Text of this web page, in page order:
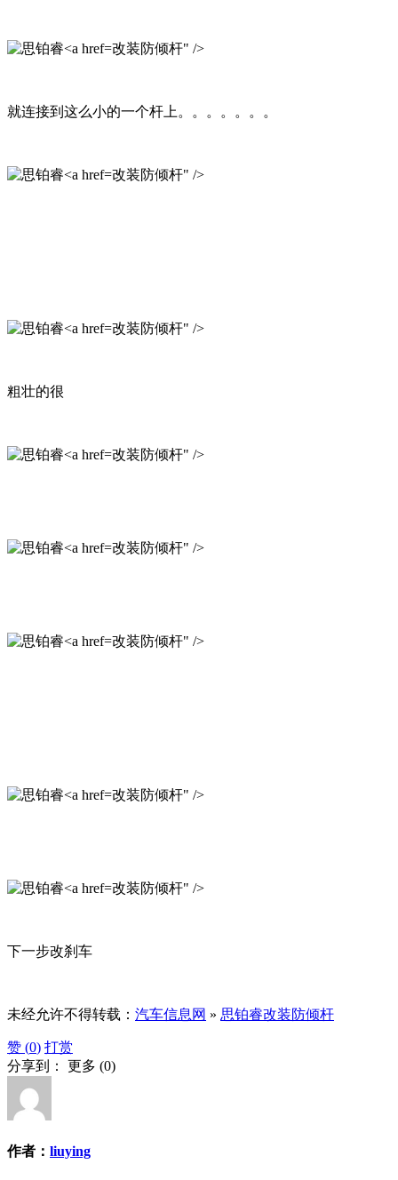
改装防倾杆" />
就连接到这么小的一个杆上。。。。。。。
改装防倾杆" />
改装防倾杆" />
粗壮的很
改装防倾杆" />
改装防倾杆" />
改装防倾杆" />
改装防倾杆" />
改装防倾杆" />
下一步改刹车
未经允许不得转载： 汽车信息网 » 思铂睿改装防倾杆
赞 (0) 打赏
分享到： 更多 (0)
作者： liuying